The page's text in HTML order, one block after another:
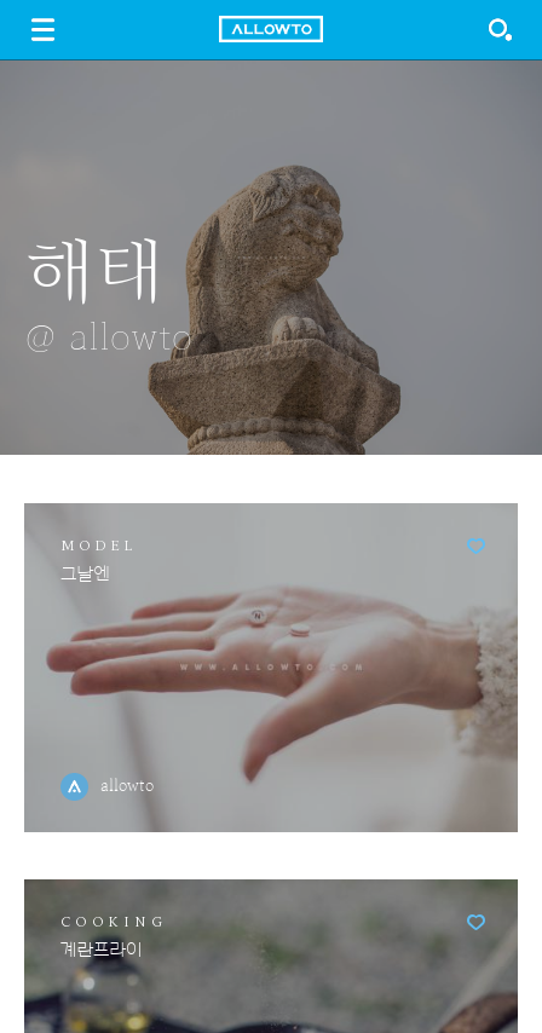
해태
@ allowto
석류 꽃
@ allowto
분리수거
@ allowto
자목련과 벚꽃
@ allowto
흐린날의 추억
오랑대
@ allowto
MODEL
그날엔
allowto
COOKING
계란프라이